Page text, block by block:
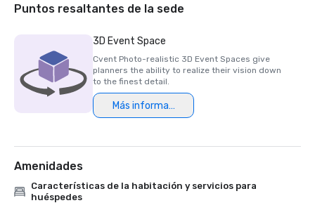
Puntos resaltantes de la sede
3D Event Space
Cvent Photo-realistic 3D Event Spaces give
planners the ability to realize their vision down
to the finest detail.
Más información
Amenidades
Características de la habitación y servicios para
huéspedes